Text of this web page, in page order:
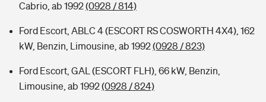
Cabrio, ab 1992(0928 / 814)
Ford Escort, ABLC 4 (ESCORT RS COSWORTH 4X4), 162
kW, Benzin, Limousine, ab 1992(0928 / 823)
Ford Escort, GAL (ESCORT FLH), 66 kW, Benzin,
Limousine, ab 1992(0928 / 824)